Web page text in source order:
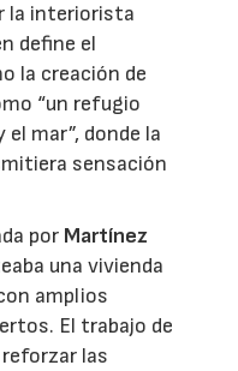
la interiorista
define el
la creación de
“un refugio
mar”, donde la
sensación
por Martínez
una vivienda
amplios
El trabajo de
las